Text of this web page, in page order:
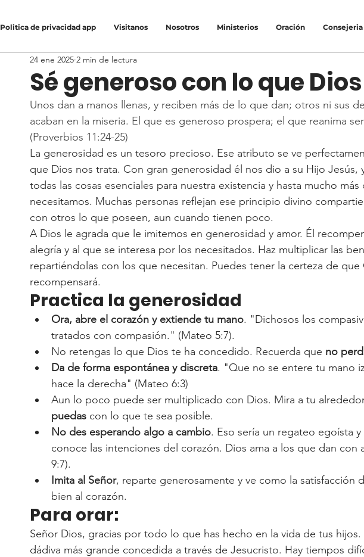
Politica de privacidad app Visitanos Nosotros Ministerios Oración
Sé generoso con lo que
24 ene 2025 2 min de lectura
Unos dan a manos llenas, y reciben más de lo que dan; otros ni sus
acaban en la miseria. El que es generoso prospera; el que reanima
(Proverbios 11:24-25)
La generosidad es un tesoro precioso. Ese atributo se ve
que Dios nos trata. Con gran generosidad él nos dio a su Hijo Jesús,
todas las cosas esenciales para nuestra existencia y hasta mucho
necesitamos. Muchas personas reflejan ese principio divino
con otros lo que poseen, aun cuando tienen poco.
A Dios le agrada que le imitemos en generosidad y amor. Él
alegría y al que se interesa por los necesitados. Haz multiplicar las
repartiéndolas con los que necesitan. Puedes tener la certeza de que
recompensará.
Practica la generosidad
Ora, abre el corazón y extiende tu mano. "Dichosos los
tratados con compasión." (Mateo 5:7).
No retengas lo que Dios te ha concedido. Recuerda que no
Da de forma espontánea y discreta. "Que no se entere tu mano
hace la derecha" (Mateo 6:3)
Aun lo poco puede ser multiplicado con Dios. Mira a tu
puedas con lo que te sea posible.
No des esperando algo a cambio. Eso sería un regateo egoísta
conoce las intenciones del corazón. Dios ama a los que dan con
9:7).
Imita al Señor, reparte generosamente y ve como la satisfacción
bien al corazón.
Para orar:
Señor Dios, gracias por todo lo que has hecho en la vida de tus hijos.
dádiva más grande concedida a través de Jesucristo. Hay tiempos